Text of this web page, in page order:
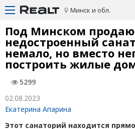
Минск и обл.
Под Минском
недостроенный
немало, но вместо
построить жилые
5299
02.08.2023
Екатерина Апарина
Этот санаторий находится